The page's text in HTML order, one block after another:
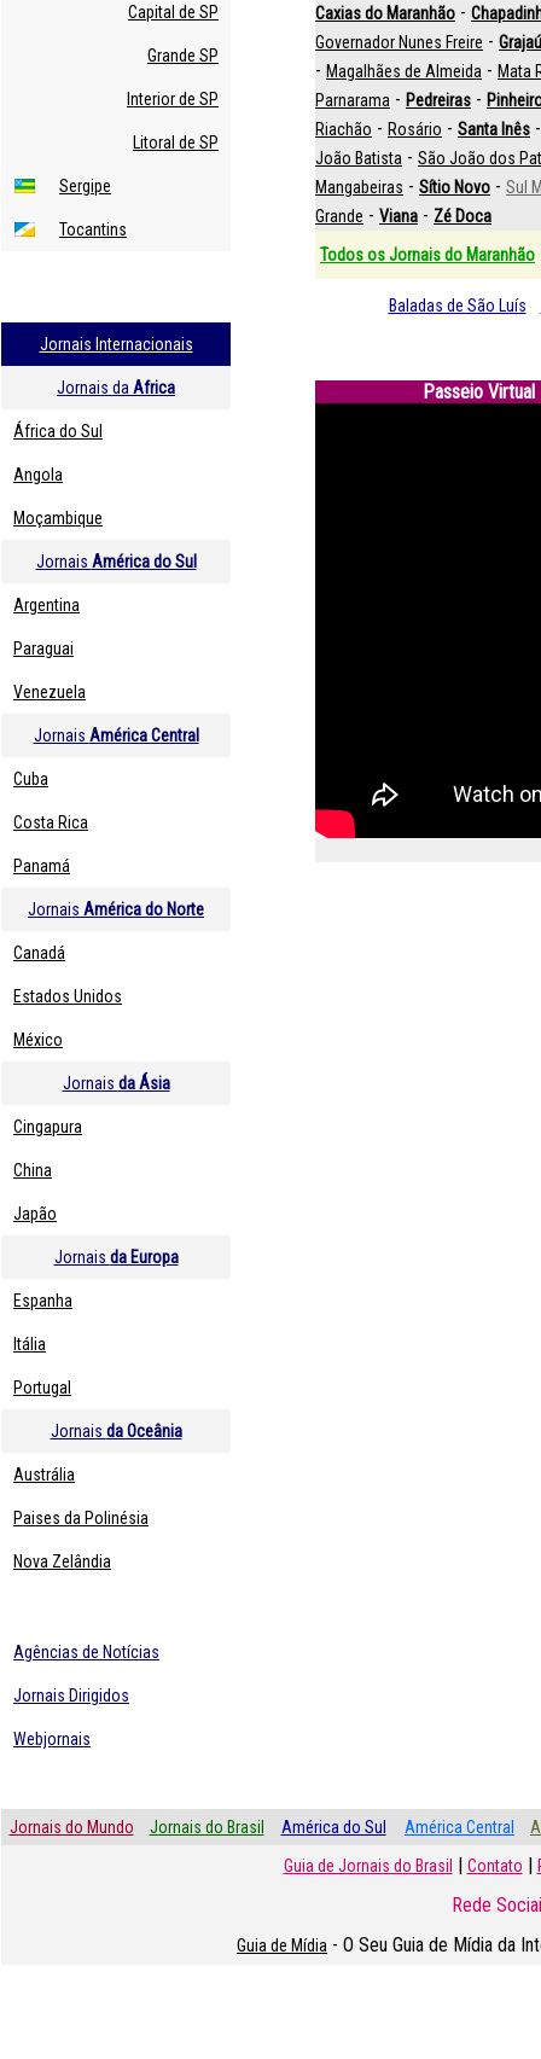
Capital de SP
Grande SP
Interior de SP
Litoral de SP
Sergipe
Tocantins
Jornais Internacionais
Jornais da Africa
África do Sul
Angola
Moçambique
Jornais América do Sul
Argentina
Paraguai
Venezuela
Jornais América Central
Cuba
Costa Rica
Panamá
Jornais América do Norte
Canadá
Estados Unidos
México
Jornais da Ásia
Cingapura
China
Japão
Jornais da Europa
Espanha
Itália
Portugal
Jornais da Oceânia
Austrália
Paises da Polinésia
Nova Zelândia
Agências de Notícias
Jornais Dirigidos
Webjornais
Caxias do Maranhão -
Governador Nunes Freire - Grajaú
- Magalhães de Almeida - Mata
Parnarama - Pedreiras -
Riachão - Rosário - Santa Inês
João Batista - São João dos
Mangabeiras - Sítio Novo - Sul
Grande - Viana - Zé Doca
Todos os Jornais do Maranhão
Baladas de São Luís
Passeio
Jornais do Mundo Jornais do Brasil América do Sul América Central
Guia de Jornais do Brasil | Contato |
Rede
Guia de Mídia - O Seu Guia de Mídia da